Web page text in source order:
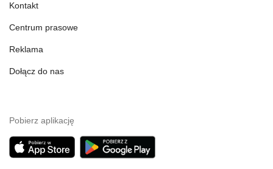
Kontakt
Centrum prasowe
Reklama
Dołącz do nas
Pobierz aplikację